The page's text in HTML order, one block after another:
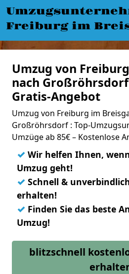
Freiburg im
Umzug von
nach
Gratis-Angebot
Umzug von Freiburg im
Großröhrsdorf : Top-
Umzüge ab 85€ – Kostenlose
✓ Wir helfen Ihnen,
Umzug geht!
✓ Schnell &
erhalten!
✓ Finden Sie das beste
Umzug!
blitzschnell